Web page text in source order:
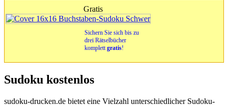
Gratis
Sichern Sie sich bis zu
drei Rätselbücher
komplettgratis!
Sudoku kostenlos
sudoku-drucken.de bietet eine Vielzahl unterschiedlicher Sudoku-